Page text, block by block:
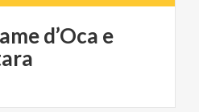
d’Oca e